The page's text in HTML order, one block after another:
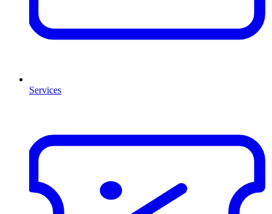
Services